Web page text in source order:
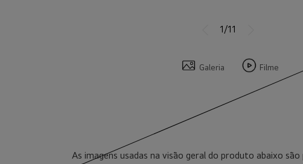
1/11
Galeria Filme
As imagens usadas na visão geral do produto abaixo